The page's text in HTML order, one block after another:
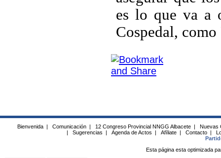
es lo que va a
Cospedal,
Bienvenida | Comunicación | 12 Congreso Provincial NNGG Albacete |
Nuevas
|
Sugerencias | Agenda de Actos | Afíliate | Contacto |
Esta página esta optimizada